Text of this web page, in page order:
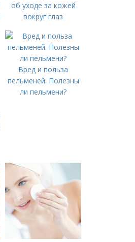
об уходе за кожей
вокруг глаз
Вред и польза
пельменей. Полезны
ли пельмени?